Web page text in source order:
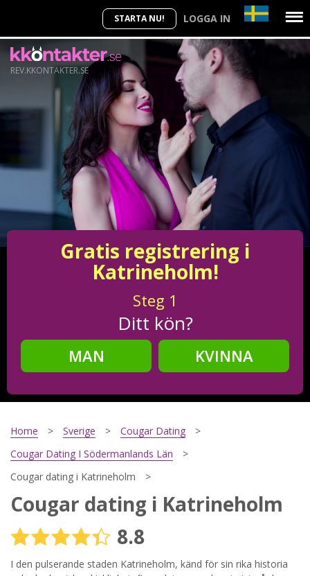
STARTA NU! LOGGA IN
REV.KKONTAKTER.SE
Gratis registrering i
Katrineholm!
Steg 1
Ditt kön?
MAN
KVINNA
Steg2
Steg
Din mailadress?
Home Sverige
Cougar Dating
Cougar Dating I Södermanlands Län
Cougar dating i Katrineholm
Cougar dating i Katrineholm
8.8
I den pulserande staden Katrineholm, känd för sin rika historia